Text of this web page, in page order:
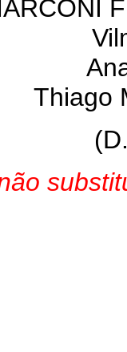
Thiago